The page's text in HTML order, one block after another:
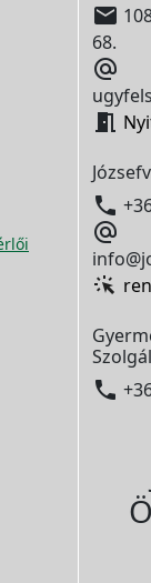

68.




